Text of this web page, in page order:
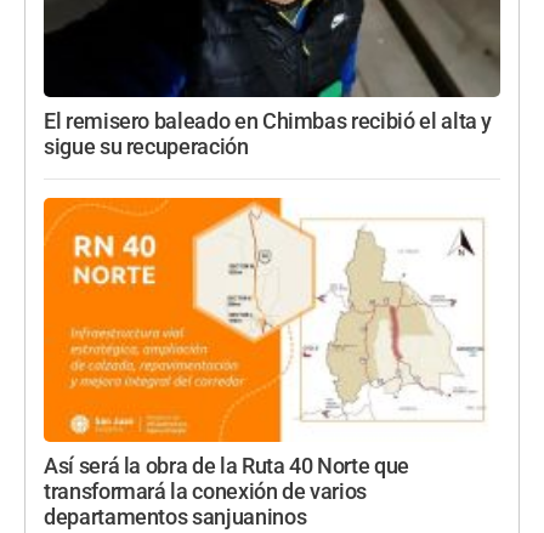
El remisero baleado en Chimbas recibió el alta y
sigue su recuperación
Así será la obra de la Ruta 40 Norte que
transformará la conexión de varios
departamentos sanjuaninos